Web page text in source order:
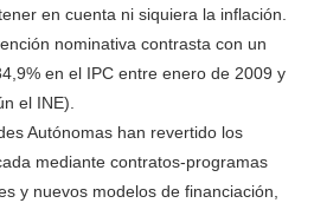
en cuenta ni siquiera la inflación.
nominativa contrasta con un
en el IPC entre enero de 2009 y
el INE).
Autónomas han revertido los
mediante contratos-programas
y nuevos modelos de financiación,